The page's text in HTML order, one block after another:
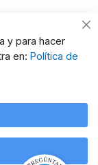
y para hacer
en: Política de